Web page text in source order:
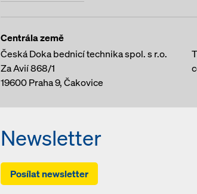
Centrála země
Česká Doka bednicí technika spol. s r.o.
Za Avií 868/1
19600Praha 9, Čakovice
T
Newsletter
Posílat newsletter